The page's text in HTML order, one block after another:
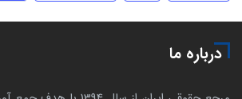
درباره ما